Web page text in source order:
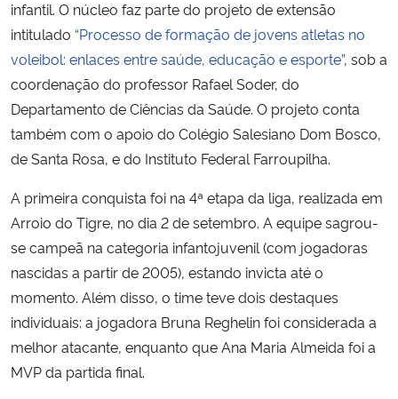
Ministério do Desenvolvimento Regional
Controladoria-Geral da União
Ministério da Mulher, da Família e dos Direitos Humanos
Secretaria de Governo
Gabinete de Segurança Institucional
Advocacia-Geral da União
Banco Central do Brasil
infantil. O núcleo faz parte do projeto de extensão
intitulado “Processo de formação de jovens atletas no
voleibol: enlaces entre saúde, educação e esporte”, sob a
coordenação do professor Rafael Soder, do
Departamento de Ciências da Saúde. O projeto conta
também com o apoio do Colégio Salesiano Dom Bosco,
de Santa Rosa, e do Instituto Federal Farroupilha.
A primeira conquista foi na 4ª etapa da liga, realizada em
Arroio do Tigre, no dia 2 de setembro. A equipe sagrou-
se campeã na categoria infantojuvenil (com jogadoras
nascidas a partir de 2005), estando invicta até o
momento. Além disso, o time teve dois destaques
individuais: a jogadora Bruna Reghelin foi considerada a
melhor atacante, enquanto que Ana Maria Almeida foi a
MVP da partida final.